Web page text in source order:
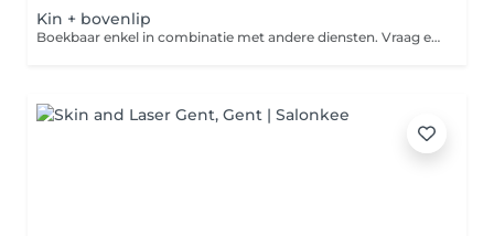
Kin + bovenlip
Boekbaar enkel in combinatie met andere diensten. Vraag er naar in het salon.